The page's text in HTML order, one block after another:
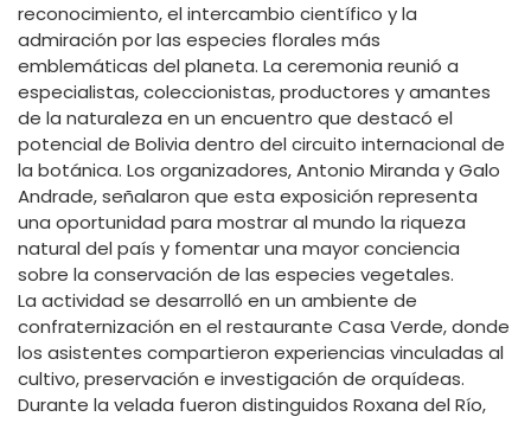
reconocimiento, el intercambio científico y la
admiración por las especies florales más
emblemáticas del planeta. La ceremonia reunió a
especialistas, coleccionistas, productores y amantes
de la naturaleza en un encuentro que destacó el
potencial de Bolivia dentro del circuito internacional de
la botánica. Los organizadores, Antonio Miranda y Galo
Andrade, señalaron que esta exposición representa
una oportunidad para mostrar al mundo la riqueza
natural del país y fomentar una mayor conciencia
sobre la conservación de las especies vegetales.
La actividad se desarrolló en un ambiente de
confraternización en el restaurante Casa Verde, donde
los asistentes compartieron experiencias vinculadas al
cultivo, preservación e investigación de orquídeas.
Durante la velada fueron distinguidos Roxana del Río,